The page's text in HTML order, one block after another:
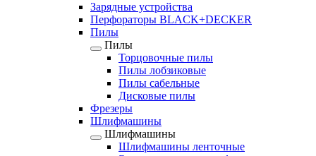
Зарядные устройства
Перфораторы BLACK+DECKER
Пилы
Пилы
Торцовочные пилы
Пилы лобзиковые
Пилы сабельные
Дисковые пилы
Фрезеры
Шлифмашины
Шлифмашины
Шлифмашины ленточные